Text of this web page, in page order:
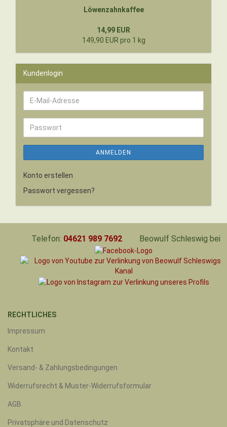
Löwenzahnkaffee
14,99 EUR
149,90 EUR pro 1 kg
Kundenlogin
E-
Mail-
Adresse
Passwort
ANMELDEN
Konto erstellen
Passwort vergessen?
Telefon: 04621 989 7692 Beowulf Schleswig bei
RECHTLICHES
Impressum
Kontakt
Versand- & Zahlungsbedingungen
Widerrufsrecht & Muster-Widerrufsformular
AGB
Privatsphäre und Datenschutz